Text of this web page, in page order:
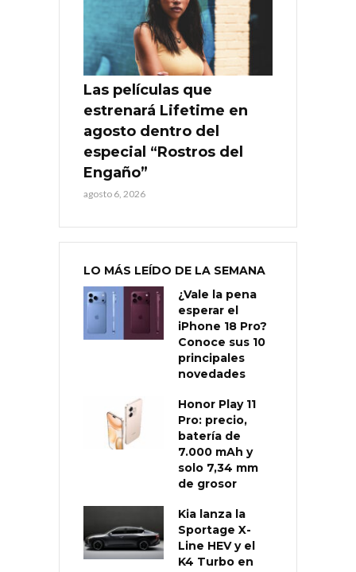
Las películas que
estrenará Lifetime en
agosto dentro del
especial “Rostros del
Engaño”
agosto 6, 2026
LO MÁS LEÍDO DE LA SEMANA
¿Vale la pena
esperar el
iPhone 18 Pro?
Conoce sus 10
principales
novedades
Honor Play 11
Pro: precio,
batería de
7.000 mAh y
solo 7,34 mm
de grosor
Kia lanza la
Sportage X-
Line HEV y el
K4 Turbo en